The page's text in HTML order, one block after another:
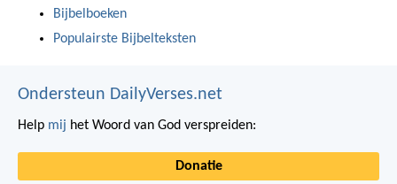
Bijbelboeken
Populairste Bijbelteksten
Ondersteun DailyVerses.net
Help mij het Woord van God verspreiden:
Donatie